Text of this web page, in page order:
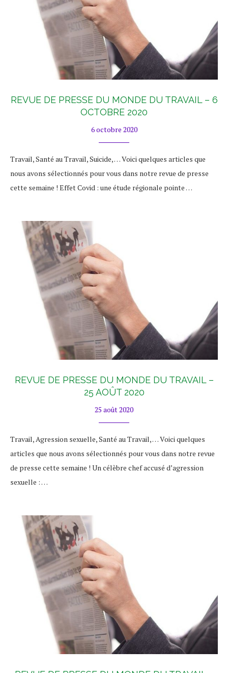
REVUE DE PRESSE DU MONDE DU TRAVAIL – 6
OCTOBRE 2020
6 octobre 2020
Travail, Santé au Travail, Suicide, … Voici quelques articles que
nous avons sélectionnés pour vous dans notre revue de presse
cette semaine ! Effet Covid : une étude régionale pointe …
REVUE DE PRESSE DU MONDE DU TRAVAIL –
25 AOÛT 2020
25 août 2020
Travail, Agression sexuelle, Santé au Travail, … Voici quelques
articles que nous avons sélectionnés pour vous dans notre revue
de presse cette semaine ! Un célèbre chef accusé d’agression
sexuelle : …